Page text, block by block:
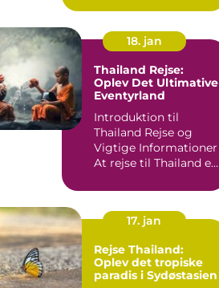
18. jan
Thailand Rejse:
Oplev Det Ultimative
Eventyrland
Introduktion til
Thailand Rejse og
Vigtige Informationer
At rejse til Thailand er
17. jan
Rejse Thailand:
Oplev det tropiske
paradis i Sydøstasien